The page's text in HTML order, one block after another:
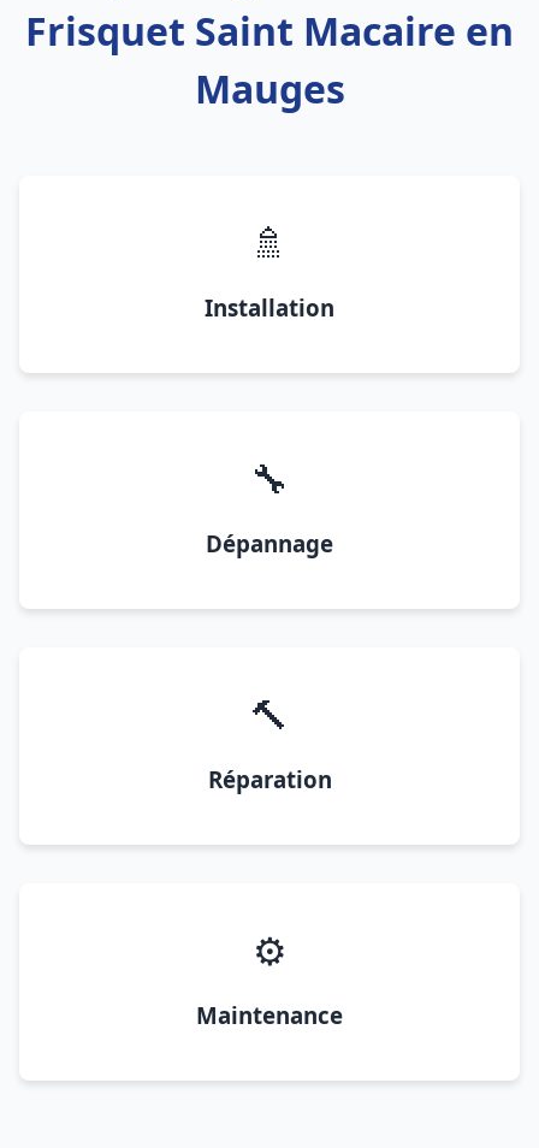
Frisquet Saint Macaire en
Mauges
🚿
Installation
🔧
Dépannage
🔨
Réparation
⚙️
Maintenance